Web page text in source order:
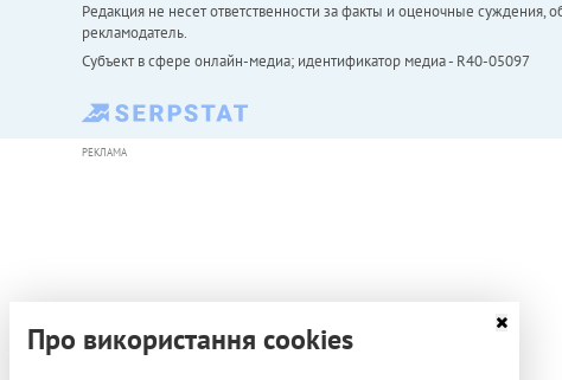
Редакция не несет ответственности за факты и оценочные суждения,
рекламодатель.
Субъект в сфере онлайн-медиа; идентификатор медиа - R40-05097
РЕКЛАМА
Про використання cookies